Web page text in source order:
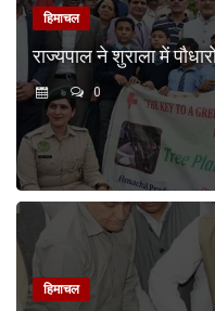
हिमाचल
राज्यपाल ने शुराला में
0
हिमाचल